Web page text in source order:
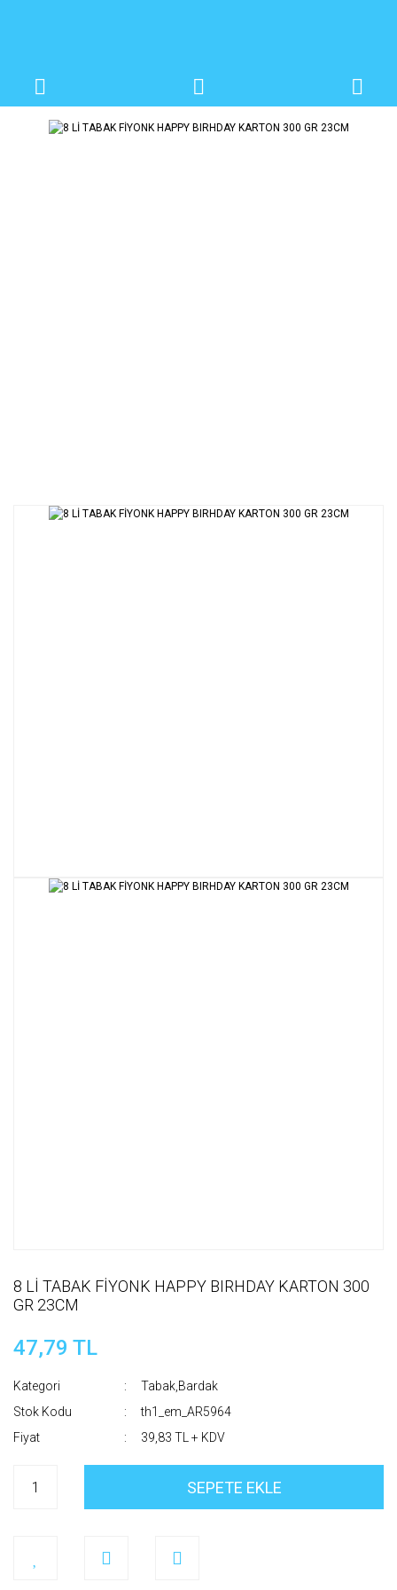
8 Lİ TABAK FİYONK HAPPY BIRHDAY KARTON 300
GR 23CM
47,79 TL
Kategori
Tabak,Bardak
Stok Kodu
th1_em_AR5964
Fiyat
39,83 TL + KDV
SEPETE EKLE